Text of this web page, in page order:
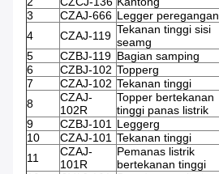
3
CZAJ-666 Legger peregangan
4
CZAJ-119 Tekanan tinggi sisi
seamg
5
CZBJ-119 Bagian samping
6
CZBJ-102 Topperg
7
CZAJ-102 Tekanan tinggi
8
CZAJ-
102R
Topper bertekanan
tinggi panas listrik
9
CZBJ-101 Leggerg
10
CZAJ-101 Tekanan tinggi
11
CZAJ-
101R
Pemanas listrik
bertekanan tinggi